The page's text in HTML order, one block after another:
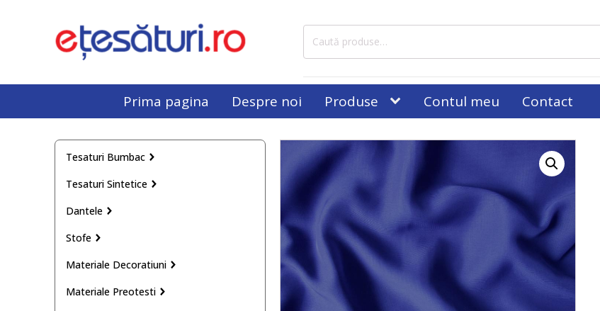
Caută
Prima pagina Despre noi Produse Contul meu Contact
Tesaturi Bumbac
Tesaturi Sintetice
Dantele
Stofe
Materiale Decoratiuni
Materiale Preotesti